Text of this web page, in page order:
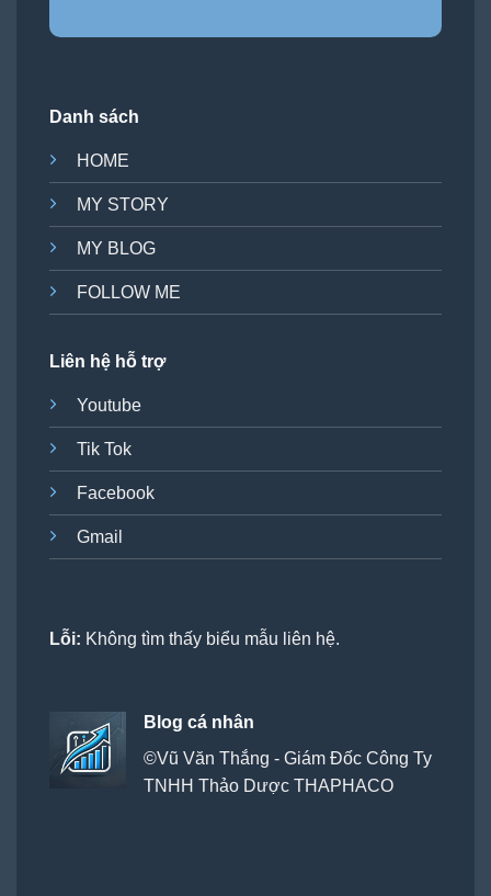
Danh sách
HOME
MY STORY
MY BLOG
FOLLOW ME
Liên hệ hỗ trợ
Youtube
Tik Tok
Facebook
Gmail
Lỗi: Không tìm thấy biểu mẫu liên hệ.
Blog cá nhân
©Vũ Văn Thắng - Giám Đốc Công Ty
TNHH Thảo Dược THAPHACO